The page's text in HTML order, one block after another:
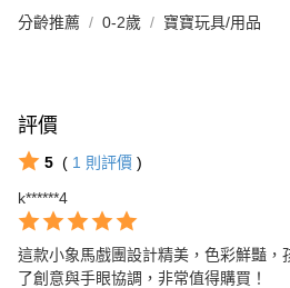
分齡推薦 0-2歲 寶寶玩具/用品
評價
5 ( 1 則評價 )
k******4
這款小象馬戲團設計精美，色彩鮮豔，
了創意與手眼協調，非常值得購買！